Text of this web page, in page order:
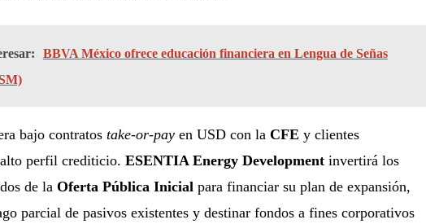
BBVA México ofrece educación financiera en Lengua de Señas
bajo contratos take-or-payen USD con la CFE y clientes
perfil crediticio. ESENTIA Energy Developmentinvertirá los
de la Oferta Pública Inicial para financiar su plan de expansión,
parcial de pasivos existentes y destinar fondos a fines corporativos